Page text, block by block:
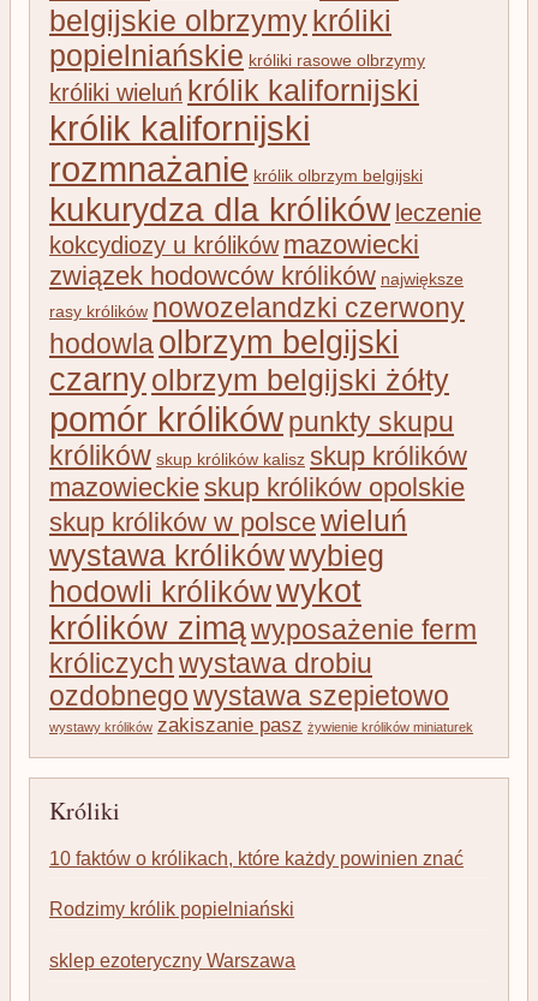
belgijskie olbrzymykróliki
popielniańskie króliki rasowe olbrzymy
króliki wieluń królik kalifornijski
królik kalifornijski
rozmnażanie królik olbrzym belgijski
kukurydza dla królików leczenie
kokcydiozy u królików mazowiecki
związek hodowców królików największe
rasy królików nowozelandzki czerwony
hodowlaolbrzym belgijski
czarnyolbrzym belgijski żółty
pomór królikówpunkty skupu
królików skup królików kalisz skup królików
mazowieckieskup królików opolskie
skup królików w polscewieluń
wystawa królikówwybieg
hodowli królikówwykot
królików zimąwyposażenie ferm
króliczychwystawa drobiu
ozdobnegowystawa szepietowo
wystawy królików zakiszanie pasz żywienie królików miniaturek
Króliki
10 faktów o królikach, które każdy powinien znać
Rodzimy królik popielniański
sklep ezoteryczny Warszawa